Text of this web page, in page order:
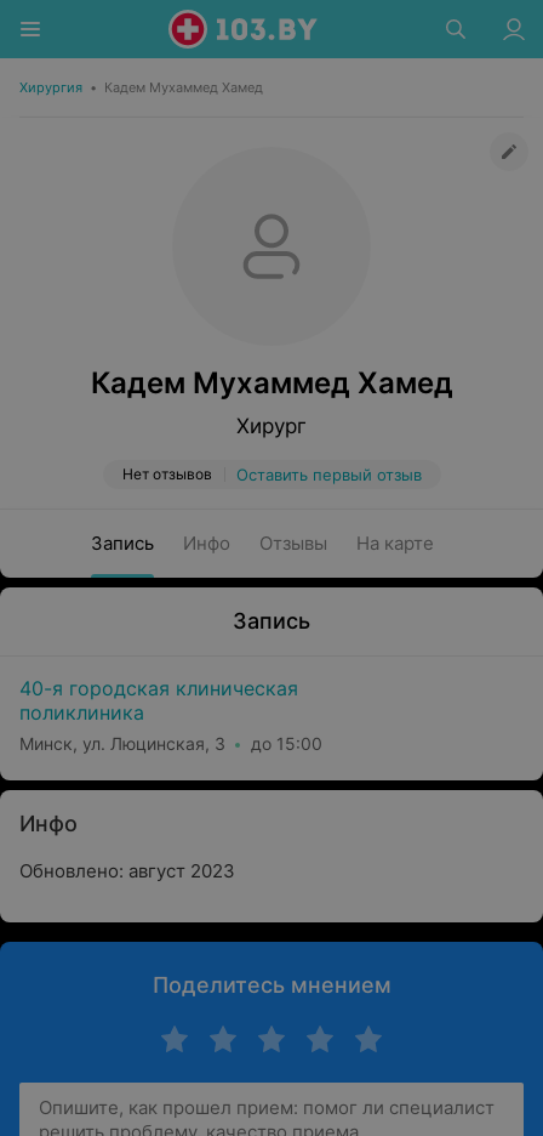
Хирургия • Кадем Мухаммед Хамед
Кадем Мухаммед Хамед
Хирург
Нет отзывов Оставить первый отзыв
Запись Инфо Отзывы На карте
Запись
40-я городская клиническая
поликлиника
Минск, ул. Люцинская, 3 до 15:00
Инфо
Обновлено: август 2023
Поделитесь мнением